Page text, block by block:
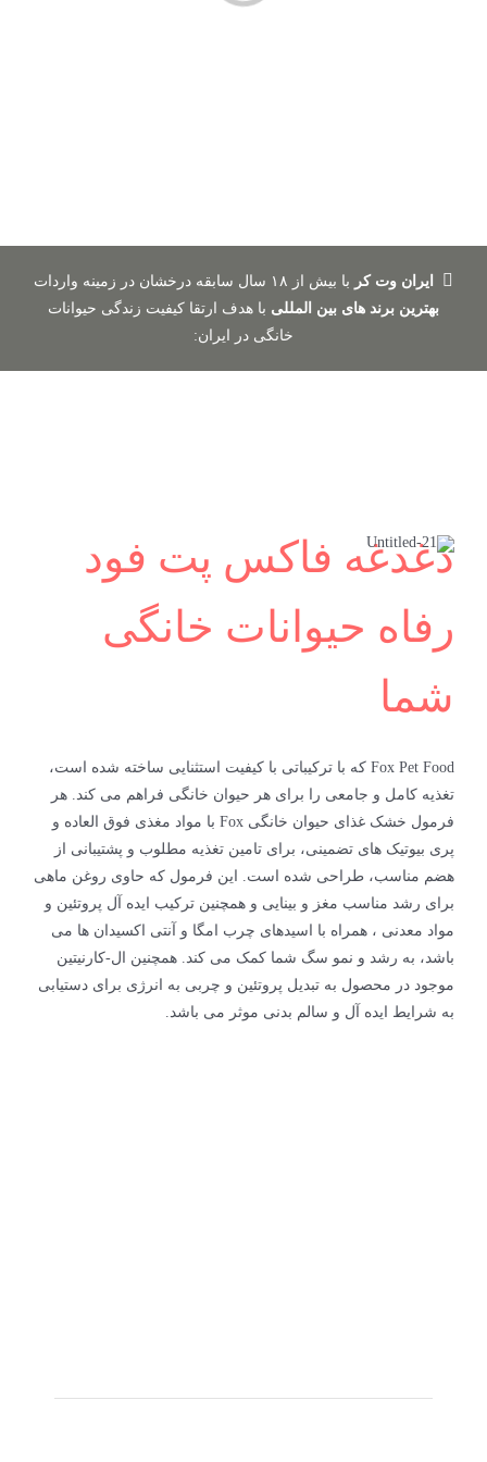
ایران وت کر با بیش از ۱۸ سال سابقه درخشان در زمینه واردات
بهترین برند های بین المللی با هدف ارتقا کیفیت زندگی حیوانات
خانگی در ایران:
دغدغه فاکس پت فود
رفاه حیوانات خانگی
شما
Fox Pet Food که با ترکیباتی با کیفیت استثنایی ساخته شده است،
تغذیه کامل و جامعی را برای هر حیوان خانگی فراهم می کند. هر
فرمول خشک غذای حیوان خانگی Fox با مواد مغذی فوق العاده و
پری بیوتیک های تضمینی، برای تامین تغذیه مطلوب و پشتیبانی از
هضم مناسب، طراحی شده است. این فرمول که حاوی روغن ماهی
برای رشد مناسب مغز و بینایی و همچنین ترکیب ایده آل پروتئین و
مواد معدنی ، همراه با اسیدهای چرب امگا و آنتی اکسیدان ها می
باشد، به رشد و نمو سگ شما کمک می کند. همچنین ال-کارنیتین
موجود در محصول به تبدیل پروتئین و چربی به انرژی برای دستیابی
به شرایط ایده آل و سالم بدنی موثر می باشد.